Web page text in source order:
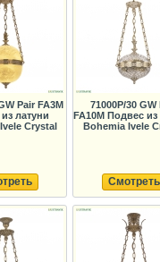
Pair FA3M
латуни
Crystal
71000P/30 GW
FA10M Подвес из
Bohemia Ivele
Смотреть